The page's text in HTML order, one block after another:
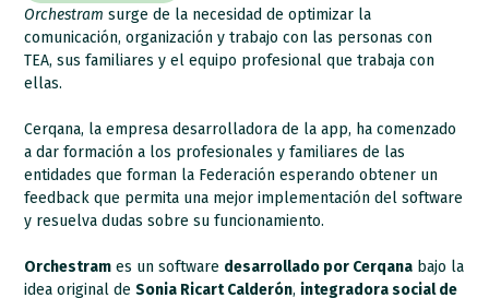
Orchestram surge de la necesidad de optimizar la
comunicación, organización y trabajo con las personas con
TEA, sus familiares y el equipo profesional que trabaja con
ellas.
Cerqana, la empresa desarrolladora de la app, ha comenzado
a dar formación a los profesionales y familiares de las
entidades que forman la Federación esperando obtener un
feedback que permita una mejor implementación del software
y resuelva dudas sobre su funcionamiento.
Orchestram es un software desarrollado por Cerqana bajo la
idea original deSonia Ricart Calderón, integradora social de